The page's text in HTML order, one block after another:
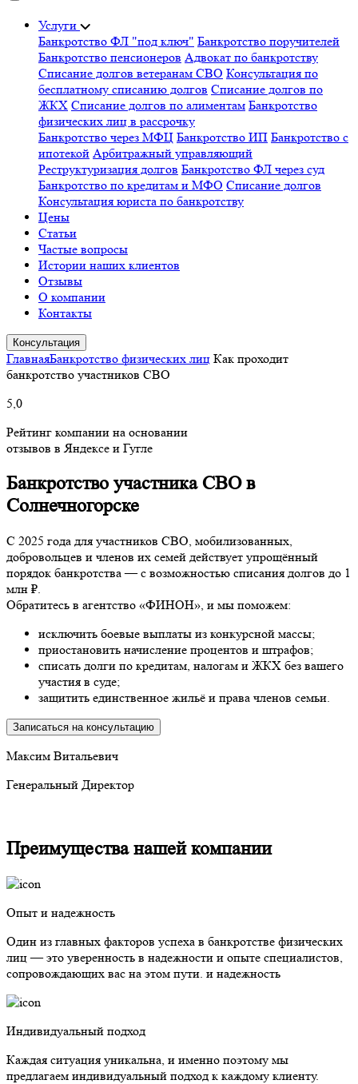
Услуги
Банкротство ФЛ "под ключ" Банкротство поручителей
Банкротство пенсионеров Адвокат по банкротству
Списание долгов ветеранам СВО Консультация по
бесплатному списанию долгов Списание долгов по
ЖКХ Списание долгов по алиментам Банкротство
физических лиц в рассрочку
Банкротство через МФЦ Банкротство ИП Банкротство с
ипотекой Арбитражный управляющий
Реструктуризация долгов Банкротство ФЛ через суд
Банкротство по кредитам и МФО Списание долгов
Консультация юриста по банкротству
Цены
Статьи
Частые вопросы
Истории наших клиентов
Отзывы
О компании
Контакты
Консультация
ГлавнаяБанкротство физических лиц Как проходит
банкротство участников СВО
5,0
Рейтинг компании на основании
отзывов в Яндексе и Гугле
Банкротство участника СВО в
Солнечногорске
С 2025 года для участников СВО, мобилизованных,
добровольцев и членов их семей действует упрощённый
порядок банкротства — с возможностью списания долгов до 1
млн ₽.
Обратитесь в агентство «ФИНОН», и мы поможем:
исключить боевые выплаты из конкурсной массы;
приостановить начисление процентов и штрафов;
списать долги по кредитам, налогам и ЖКХ без вашего
участия в суде;
защитить единственное жильё и права членов семьи.
Записаться на консультацию
Максим Витальевич
Генеральный Директор
Преимущества нашей компании
Опыт и надежность
Один из главных факторов успеха в банкротстве физических
лиц — это уверенность в надежности и опыте специалистов,
сопровождающих вас на этом пути. и надежность
Индивидуальный подход
Каждая ситуация уникальна, и именно поэтому мы
предлагаем индивидуальный подход к каждому клиенту.